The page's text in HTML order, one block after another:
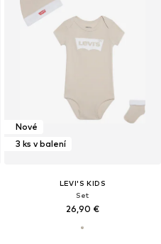
Nové
3 ks v balení
LEVI'S KIDS
Set
26,90 €